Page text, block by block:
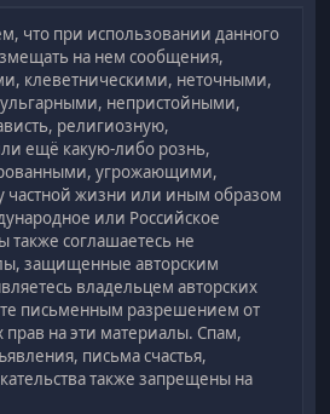
что при использовании данного
на нем сообщения,
клеветническими, неточными,
непристойными,
религиозную,
ещё какую-либо рознь,
угрожающими,
жизни или иным образом
или Российское
также соглашаетесь не
защищенные авторским
владельцем авторских
письменным разрешением от
прав на эти материалы. Спам,
письма счастья,
также запрещены на